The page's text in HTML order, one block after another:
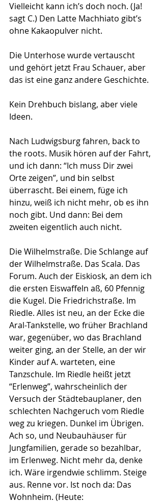
Vielleicht kann ich’s doch noch. (Ja!
sagt C.) Den Latte Machhiato gibt’s
ohne Kakaopulver nicht.
Die Unterhose wurde vertauscht
und gehört jetzt Frau Schauer, aber
das ist eine ganz andere Geschichte.
Kein Drehbuch bislang, aber viele
Ideen.
Nach Ludwigsburg fahren, back to
the roots. Musik hören auf der Fahrt,
und ich dann: “Ich muss Dir zwei
Orte zeigen”, und bin selbst
überrascht. Bei einem, füge ich
hinzu, weiß ich nicht mehr, ob es ihn
noch gibt. Und dann: Bei dem
zweiten eigentlich auch nicht.
Die Wilhelmstraße. Die Schlange auf
der Wilhelmstraße. Das Scala. Das
Forum. Auch der Eiskiosk, an dem ich
die ersten Eiswaffeln aß, 60 Pfennig
die Kugel. Die Friedrichstraße. Im
Riedle. Alles ist neu, an der Ecke die
Aral-Tankstelle, wo früher Brachland
war, gegenüber, wo das Brachland
weiter ging, an der Stelle, an der wir
Kinder auf A. warteten, eine
Tanzschule. Im Riedle heißt jetzt
“Erlenweg”, wahrscheinlich der
Versuch der Städtebauplaner, den
schlechten Nachgeruch vom Riedle
weg zu kriegen. Dunkel im Übrigen.
Ach so, und Neubauhäuser für
Jungfamilien, gerade so bezahlbar,
im Erlenweg. Nicht mehr da, denke
ich. Wäre irgendwie schlimm. Steige
aus. Renne vor. Ist noch da: Das
Wohnheim. (Heute: